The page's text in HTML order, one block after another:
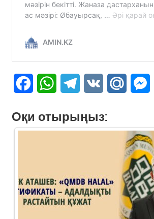
FacebookWhatsAppTelegram
VK Mail.Ru
Оқи отырыңыз: